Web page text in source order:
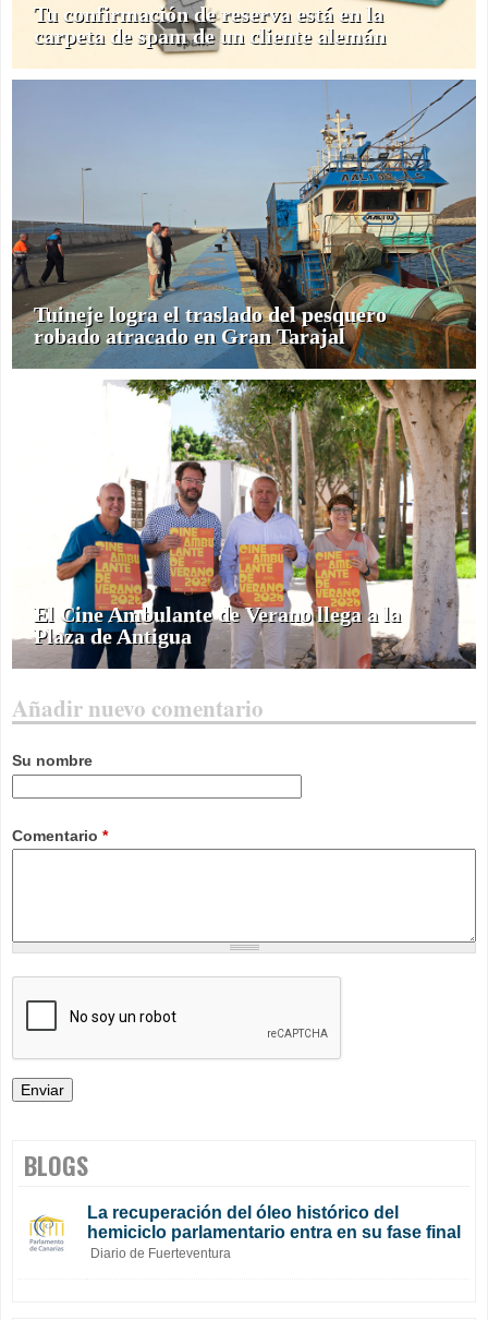
Tu confirmación de reserva está en la
carpeta de spam de un cliente alemán
Tuineje logra el traslado del pesquero
robado atracado en Gran Tarajal
El Cine Ambulante de Verano llega a la
Plaza de Antigua
Añadir nuevo comentario
Su nombre
Comentario *
BLOGS
La recuperación del óleo histórico del
hemiciclo parlamentario entra en su fase final
Diario de Fuerteventura